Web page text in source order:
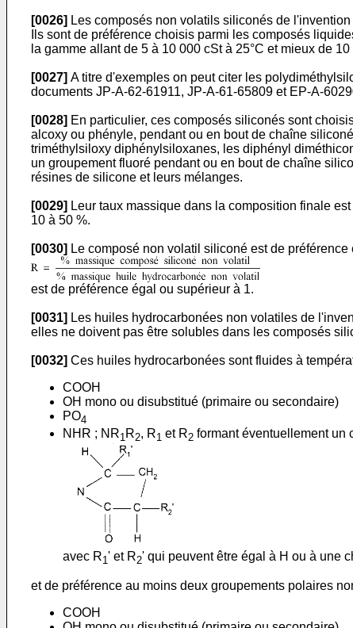
[0026] Les composés non volatils siliconés de
Ils sont de préférence choisis parmi les composés
la gamme allant de 5 à 10 000 cSt à 25°C et mieux de
[0027] A titre d'exemples on peut citer les
documents JP-A-62-61911, JP-A-61-65809 et EP-A-
[0028] En particulier, ces composés siliconés sont
alcoxy ou phényle, pendant ou en bout de chaîne
triméthylsiloxy diphénylsiloxanes, les diphényl
un groupement fluoré pendant ou en bout de chaîne
résines de silicone et leurs mélanges.
[0029] Leur taux massique dans la composition finale
10 à 50 %.
[0030] Le composé non volatil siliconé est de
est de préférence égal ou supérieur à 1.
[0031] Les huiles hydrocarbonées non volatiles de
elles ne doivent pas être solubles dans les composés
[0032] Ces huiles hydrocarbonées sont fluides à
COOH
OH mono ou disubstitué (primaire ou secondaire)
PO4
NHR ; NR1 R2, R1 et R2 formant éventuellement un
avec R1 ' et R2' qui peuvent être égal à H ou à une
et de préférence au moins deux groupements polaires
COOH